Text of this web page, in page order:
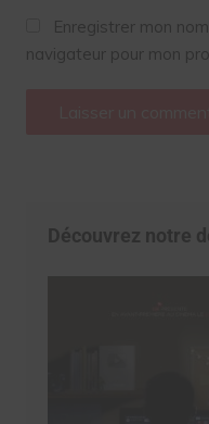
Enregistrer mon
navigateur pour mon
Découvrez notre